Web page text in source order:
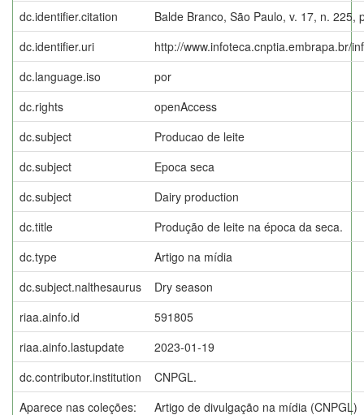
dc.identifier.citation
Balde Branco, São Paulo, v. 17, n. 225,
dc.identifier.uri
http://www.infoteca.cnptia.embrapa.br/
dc.language.iso
por
dc.rights
openAccess
dc.subject
Producao de leite
dc.subject
Epoca seca
dc.subject
Dairy production
dc.title
Produção de leite na época da seca.
dc.type
Artigo na mídia
dc.subject.nalthesaurus
Dry season
riaa.ainfo.id
591805
riaa.ainfo.lastupdate
2023-01-19
dc.contributor.institution
CNPGL.
Aparece nas coleções:
Artigo de divulgação na mídia (CNPGL)